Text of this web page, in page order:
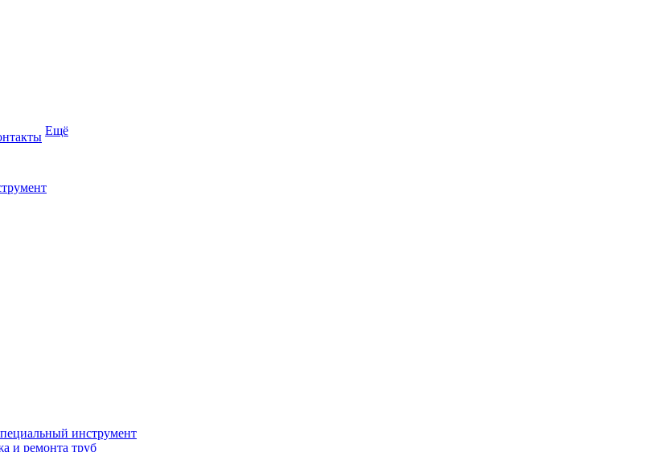
Ещё
инструмент
и ремонта труб